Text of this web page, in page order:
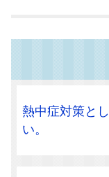
熱中症対策と
い。